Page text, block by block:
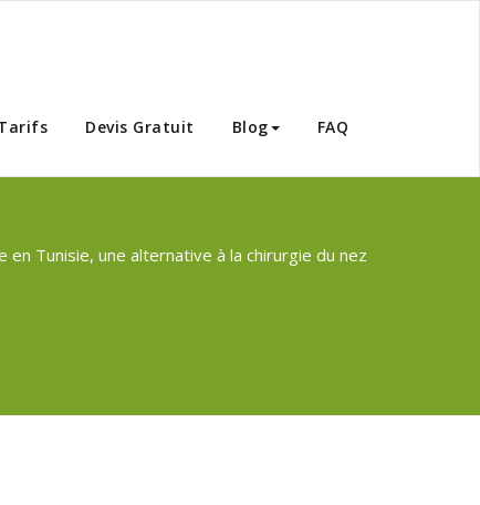
Devis Gratuit Blog FAQ
en Tunisie, une alternative à la chirurgie du nez